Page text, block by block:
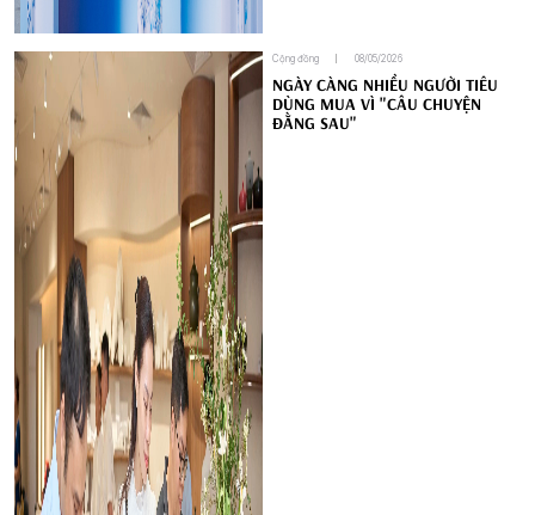
Cộng đồng 08/05/2026
NGÀY CÀNG NHIỀU NGƯỜI TIÊU
DÙNG MUA VÌ "CÂU CHUYỆN
ĐẰNG SAU"